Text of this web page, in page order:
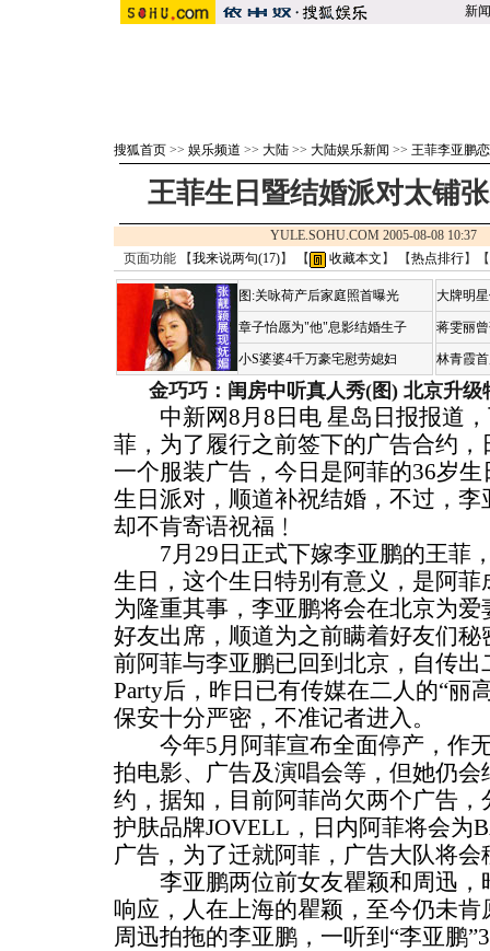
新闻
搜狐首页>> 娱乐频道 >> 大陆>> 大陆娱乐新闻 >> 王菲李亚鹏
王菲生日暨结婚派对太铺
YULE.SOHU.COM 2005-08-08
页面功能 【我来说两句(17)】 【 收藏本文 】 【热点排行】【
图:关咏荷产后家庭照首曝光
章子怡愿为"他"息影结婚生子
小S婆婆4千万豪宅慰劳媳妇
大牌明
蒋雯丽
林青霞
金巧巧：闺房中听真人秀(图) 北京升级
中新网8月8日电 星岛日报报道，
菲，为了履行之前签下的广告合约，
一个服装广告，今日是阿菲的36岁
生日派对，顺道补祝结婚，不过，
却不肯寄语祝福﹗
7月29日正式下嫁李亚鹏的王菲，
生日，这个生日特别有意义，是阿菲
为隆重其事，李亚鹏将会在北京为
好友出席，顺道为之前瞒着好友们
前阿菲与李亚鹏已回到北京，自传
Party后，昨日已有传媒在二人的“丽
保安十分严密，不准记者进入。
今年5月阿菲宣布全面停产，作无
拍电影、广告及演唱会等，但她仍
约，据知，目前阿菲尚欠两个广告
护肤品牌JOVELL，日内阿菲将会为
广告，为了迁就阿菲，广告大队将会
李亚鹏两位前女友瞿颖和周迅，
响应，人在上海的瞿颖，至今仍未
周迅拍拖的李亚鹏，一听到“李亚鹏